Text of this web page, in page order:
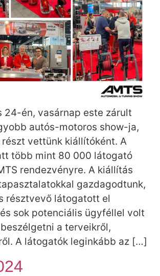
24-én, vasárnap este zárult
autós-motoros show-ja,
vettünk kiállítóként. A
több mint 80 000 látogató
rendezvényre. A kiállítás
gazdagodtunk,
résztvevő látogatott el
sok potenciális ügyféllel volt
a terveikről,
A látogatók leginkább az […]